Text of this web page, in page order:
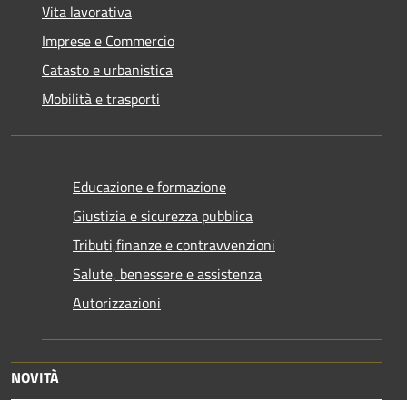
Vita lavorativa
Imprese e Commercio
Catasto e urbanistica
Mobilità e trasporti
Educazione e formazione
Giustizia e sicurezza pubblica
Tributi,finanze e contravvenzioni
Salute, benessere e assistenza
Autorizzazioni
NOVITÀ